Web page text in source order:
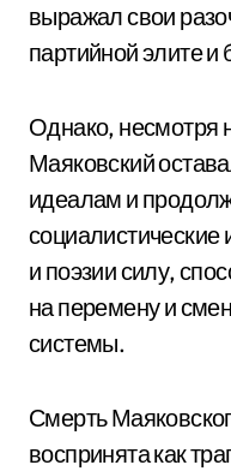
выражал свои
партийной элите и
Однако, несмотря
Маяковский
идеалам и
социалистические
и поэзии силу,
на перемену и
системы.
Смерть
воспринята как